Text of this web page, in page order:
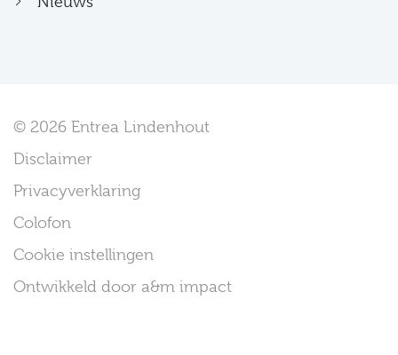
© 2026 Entrea Lindenhout
Disclaimer
Privacyverklaring
Colofon
Cookie instellingen
Ontwikkeld door a&m impact